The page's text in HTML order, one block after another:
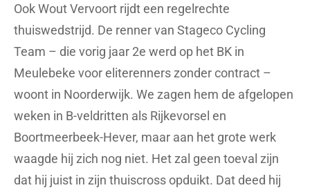
Ook Wout Vervoort rijdt een regelrechte
thuiswedstrijd. De renner van Stageco Cycling
Team – die vorig jaar 2e werd op het BK in
Meulebeke voor eliterenners zonder contract –
woont in Noorderwijk. We zagen hem de afgelopen
weken in B-veldritten als Rijkevorsel en
Boortmeerbeek-Hever, maar aan het grote werk
waagde hij zich nog niet. Het zal geen toeval zijn
dat hij juist in zijn thuiscross opduikt. Dat deed hij